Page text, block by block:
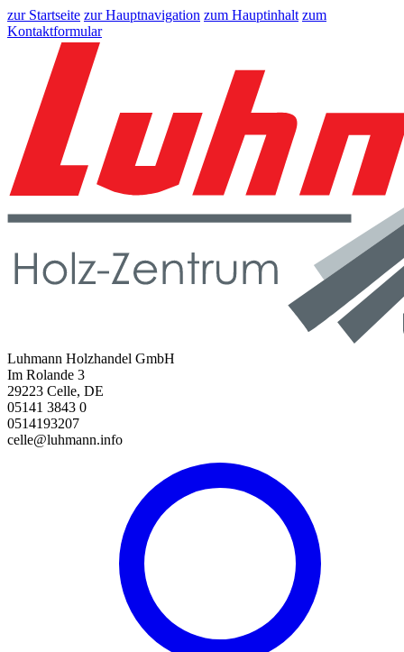
zur Startseite zur Hauptnavigation zum Hauptinhalt zum
Kontaktformular
Luhmann Holzhandel GmbH
Im Rolande 3
29223 Celle, DE
05141 3843 0
0514193207
celle@luhmann.info